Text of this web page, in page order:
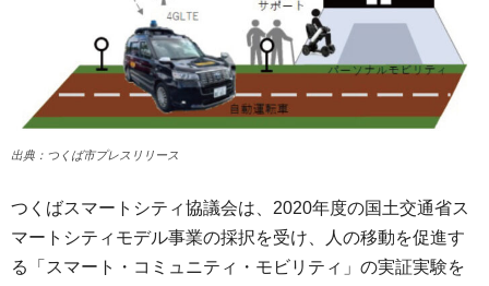
出典：つくば市プレスリリース
つくばスマートシティ協議会は、2020年度の国土交通省ス
マートシティモデル事業の採択を受け、人の移動を促進す
る「スマート・コミュニティ・モビリティ」の実証実験を